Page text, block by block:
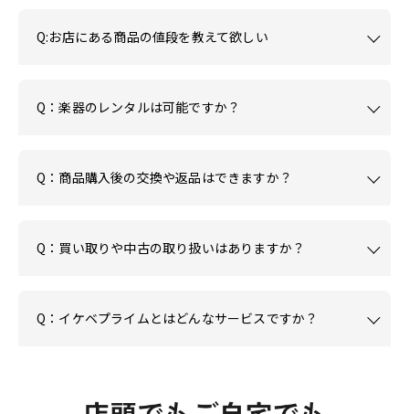
Q:お店にある商品の値段を教えて欲しい
Q：楽器のレンタルは可能ですか？
Q：商品購入後の交換や返品はできますか？
Q：買い取りや中古の取り扱いはありますか？
Q：イケベプライムとはどんなサービスですか？